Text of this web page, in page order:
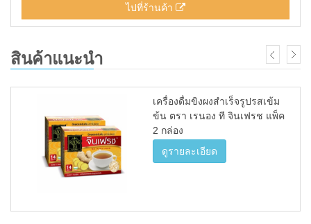
ไปที่ร้านค้า
สินค้าแนะนำ
เครื่องดื่มขิงผงสำเร็จรูปรสเข้ม
ข้น ตรา เรนอง ที จินเฟรช แพ็ค
2 กล่อง
ดูรายละเอียด